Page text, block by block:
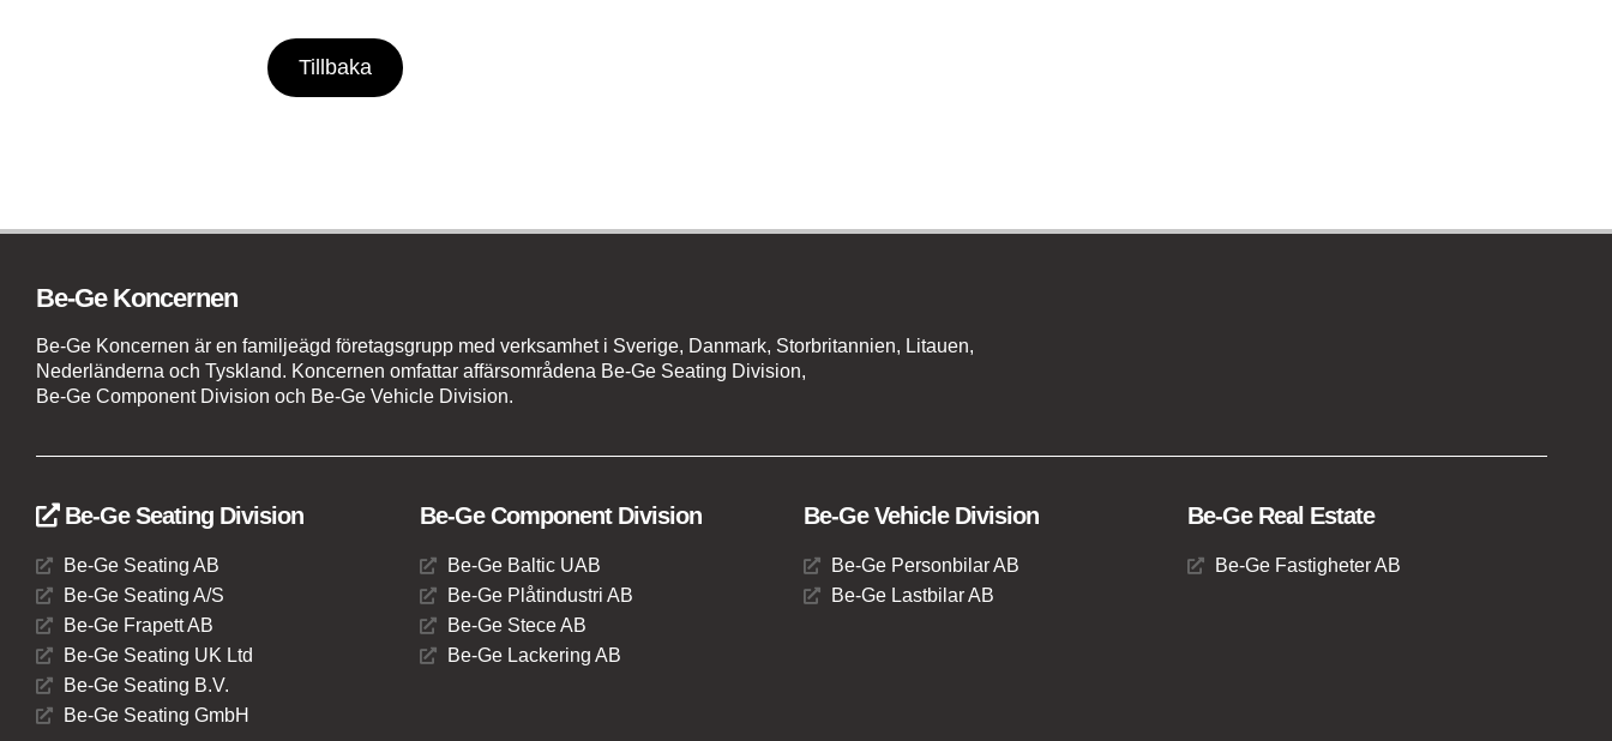
Tillbaka
Be-Ge Koncernen
Be-Ge Koncernen är en familjeägd företagsgrupp med verksamhet i Sverige, Danmark, Storbritannien, Litauen,
Nederländerna och Tyskland. Koncernen omfattar affärsområdena Be-Ge Seating Division,
Be-Ge Component Division och Be-Ge Vehicle Division.
Be-Ge Seating Division
Be-Ge Seating AB
Be-Ge Seating A/S
Be-Ge Frapett AB
Be-Ge Seating UK Ltd
Be-Ge Seating B.V.
Be-Ge Seating GmbH
Be-Ge Component Division
Be-Ge Baltic UAB
Be-Ge Plåtindustri AB
Be-Ge Stece AB
Be-Ge Lackering AB
Be-Ge Vehicle Division
Be-Ge Personbilar AB
Be-Ge Lastbilar AB
Be-Ge Real Estate
Be-Ge Fastigheter AB